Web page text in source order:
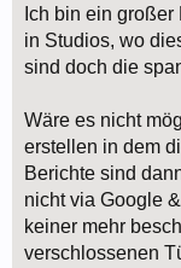
Ich bin ein
in Studios, wo
sind doch die
Wäre es nicht
erstellen in dem
Berichte sind
nicht via Google
keiner mehr
verschlossenen